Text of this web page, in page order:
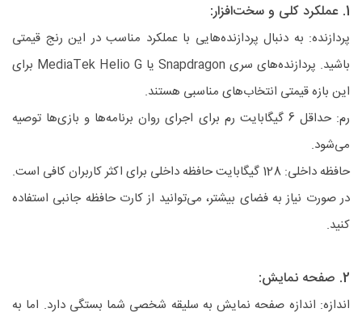
1. عملکرد کلی و سخت‌افزار:
پردازنده: به دنبال پردازنده‌هایی با عملکرد مناسب در این رنج قیمتی
باشید. پردازنده‌های سری Snapdragon یا MediaTek Helio G برای
این بازه قیمتی انتخاب‌های مناسبی هستند.
رم: حداقل 6 گیگابایت رم برای اجرای روان برنامه‌ها و بازی‌ها توصیه
می‌شود.
حافظه داخلی: 128 گیگابایت حافظه داخلی برای اکثر کاربران کافی است.
در صورت نیاز به فضای بیشتر، می‌توانید از کارت حافظه جانبی استفاده
کنید.
2. صفحه نمایش:
اندازه: اندازه صفحه نمایش به سلیقه شخصی شما بستگی دارد. اما به